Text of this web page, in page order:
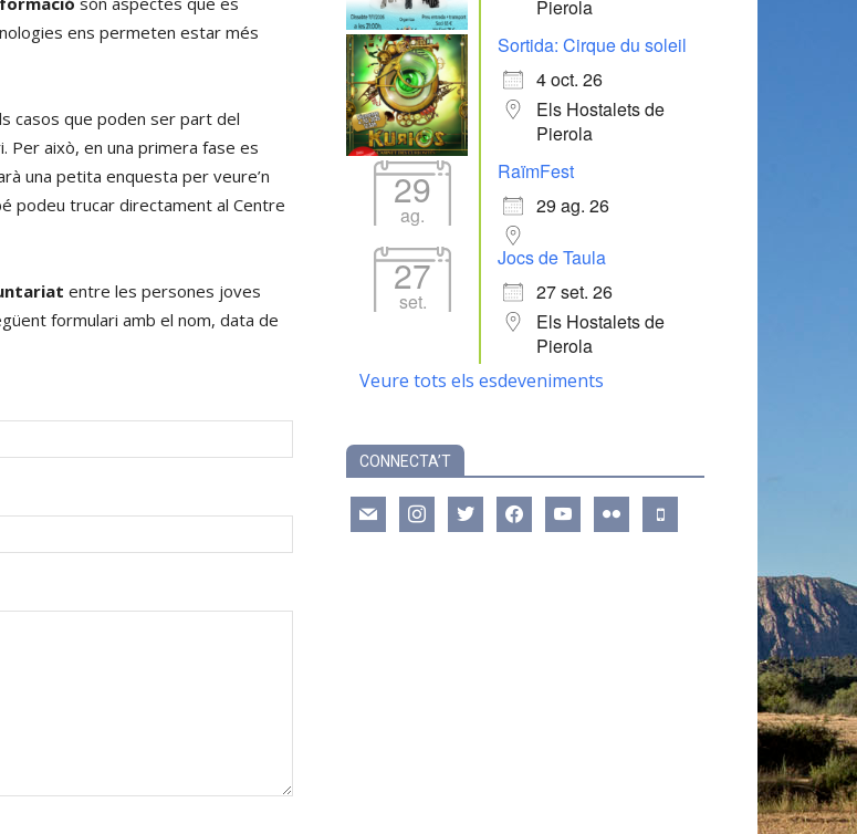
ens permeten estar més
casos que poden ser part del
això, en una primera fase es
una petita enquesta per veure’n
podeu trucar directament al Centre
entre les persones joves
formulari amb el nom, data de
Pierola
Sortida: Cirque du soleil
4 oct. 26
Els Hostalets de
Pierola
29
ag.
RaïmFest
29 ag. 26
27
set.
Jocs de Taula
27 set. 26
Els Hostalets de
Pierola
Veure tots els esdeveniments
CONNECTA’T
mail instagramtwitter facebookyoutube flickr mobile